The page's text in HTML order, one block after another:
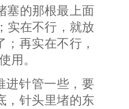
塞的那根最上面
实在不行，就放
再实在不行，
。
进针管一些，要
，针头里堵的东